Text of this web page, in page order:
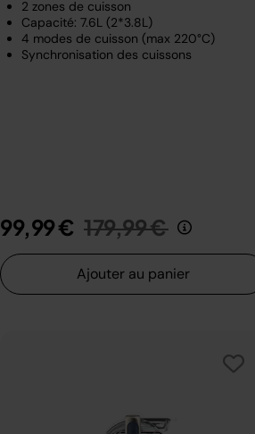
2 zones de cuisson
Capacité: 7.6L (2*3.8L)
4 modes de cuisson (max 220°C)
Synchronisation des cuissons
99,99 € Prix réduit de
179,99 €au
Ajouter au panier